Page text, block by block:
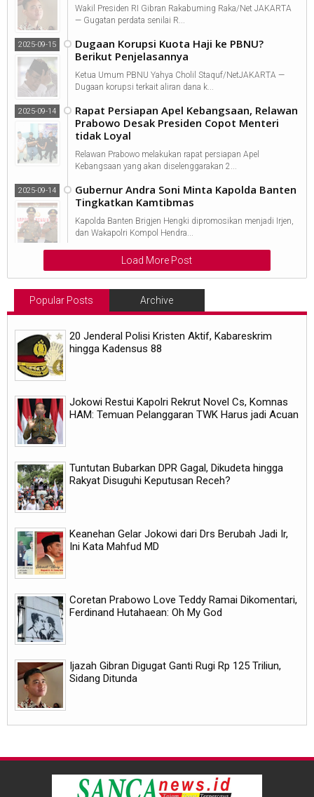
Wakil Presiden RI Gibran Rakabuming Raka/Net JAKARTA
— Gugatan perdata senilai R...
Dugaan Korupsi Kuota Haji ke PBNU?
Berikut Penjelasannya
2025-09-15
Ketua Umum PBNU Yahya Cholil Staquf/NetJAKARTA —
Dugaan korupsi terkait aliran dana k...
Rapat Persiapan Apel Kebangsaan, Relawan
Prabowo Desak Presiden Copot Menteri
tidak Loyal
2025-09-14
Relawan Prabowo melakukan rapat persiapan Apel
Kebangsaan yang akan diselenggarakan 2...
Gubernur Andra Soni Minta Kapolda Banten
Tingkatkan Kamtibmas
2025-09-14
Kapolda Banten Brigjen Hengki dipromosikan menjadi Irjen,
dan Wakapolri Kompol Hendra...
Load More Post
Popular Posts Archive
20 Jenderal Polisi Kristen Aktif, Kabareskrim
hingga Kadensus 88
Jokowi Restui Kapolri Rekrut Novel Cs, Komnas
HAM: Temuan Pelanggaran TWK Harus jadi Acuan
Tuntutan Bubarkan DPR Gagal, Dikudeta hingga
Rakyat Disuguhi Keputusan Receh?
Keanehan Gelar Jokowi dari Drs Berubah Jadi Ir,
Ini Kata Mahfud MD
Coretan Prabowo Love Teddy Ramai Dikomentari,
Ferdinand Hutahaean: Oh My God
Ijazah Gibran Digugat Ganti Rugi Rp 125 Triliun,
Sidang Ditunda